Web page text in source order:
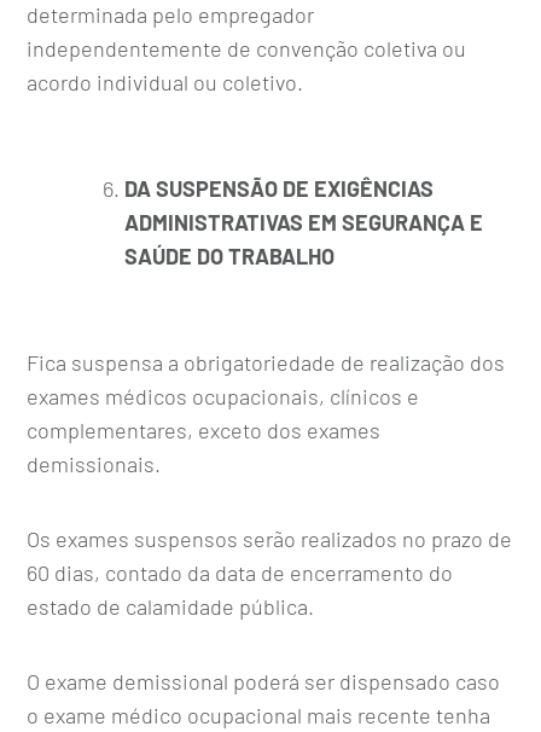
determinada pelo empregador
independentemente de convenção coletiva ou
acordo individual ou coletivo.
DA SUSPENSÃO DE EXIGÊNCIAS
ADMINISTRATIVAS EM SEGURANÇA E
SAÚDE DO TRABALHO
Fica suspensa a obrigatoriedade de realização dos
exames médicos ocupacionais, clínicos e
complementares, exceto dos exames
demissionais.
Os exames suspensos serão realizados no prazo de
60 dias, contado da data de encerramento do
estado de calamidade pública.
O exame demissional poderá ser dispensado caso
o exame médico ocupacional mais recente tenha